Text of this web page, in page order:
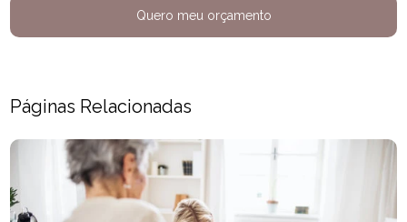
Quero meu orçamento
Páginas Relacionadas